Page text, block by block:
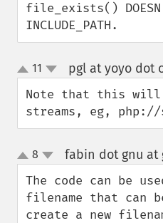
file_exists()
INCLUDE_PATH.
up
down
11 pgl at yoyo dot
Note that this
streams, eg,
up
down
8 fabin dot gnu at
The code can be
filename that can
create a new